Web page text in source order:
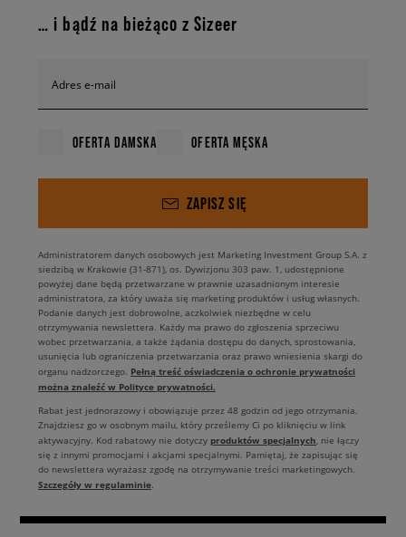
… i bądź na bieżąco z Sizeer
Adres e-mail
OFERTA DAMSKA OFERTA MĘSKA
ZAPISZ SIĘ
Administratorem danych osobowych jest Marketing Investment Group S.A. z
siedzibą w Krakowie (31-871), os. Dywizjonu 303 paw. 1, udostępnione
powyżej dane będą przetwarzane w prawnie uzasadnionym interesie
administratora, za który uważa się marketing produktów i usług własnych.
Podanie danych jest dobrowolne, aczkolwiek niezbędne w celu
otrzymywania newslettera. Każdy ma prawo do zgłoszenia sprzeciwu
wobec przetwarzania, a także żądania dostępu do danych, sprostowania,
usunięcia lub ograniczenia przetwarzania oraz prawo wniesienia skargi do
organu nadzorczego. Pełną treść oświadczenia o ochronie prywatności
można znaleźć w Polityce prywatności.
Rabat jest jednorazowy i obowiązuje przez 48 godzin od jego otrzymania.
Znajdziesz go w osobnym mailu, który prześlemy Ci po kliknięciu w link
aktywacyjny. Kod rabatowy nie dotyczy produktów specjalnych, nie łączy
się z innymi promocjami i akcjami specjalnymi. Pamiętaj, że zapisując się
do newslettera wyrażasz zgodę na otrzymywanie treści marketingowych.
Szczegóły w regulaminie.